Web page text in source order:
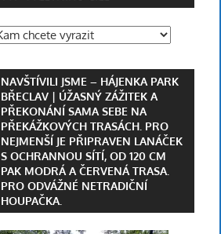
NAVŠTÍVILI JSME – HÁJENKA PARK
BŘECLAV | ÚŽASNÝ ZÁŽITEK A
PŘEKONÁNÍ SAMA SEBE NA
PŘEKÁŽKOVÝCH TRASÁCH. PRO
NEJMENŠÍ JE PŘIPRAVEN LANÁČEK
S OCHRANNOU SÍTÍ, OD 120 CM
PAK MODRÁ A ČERVENÁ TRASA.
PRO ODVÁŽNÉ NETRADIČNÍ
HOUPAČKA.